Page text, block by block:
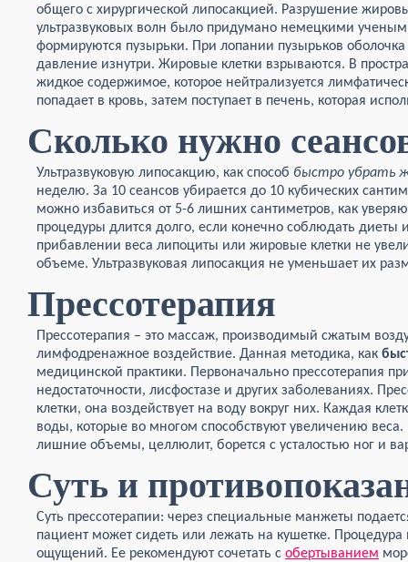
общего с хирургической липосакцией. Разрушение
ультразвуковых волн было придумано немецкими
формируются пузырьки. При лопании пузырьков
давление изнутри. Жировые клетки взрываются. В
жидкое содержимое, которое нейтрализуется
попадает в кровь, затем поступает в печень, которая
Сколько нужно
Ультразвуковую липосакцию, как способ быстро убрать
неделю. За 10 сеансов убирается до 10 кубических
можно избавиться от 5-6 лишних сантиметров, как
процедуры длится долго, если конечно соблюдать диеты
прибавлении веса липоциты или жировые клетки не
объеме. Ультразвуковая липосакция не уменьшает их
Прессотерапия
Прессотерапия – это массаж, производимый сжатым
лимфодренажное воздействие. Данная методика, как
медицинской практики. Первоначально прессотерапия
недостаточности, лисфостазе и других заболеваниях.
клетки, она воздействует на воду вокруг них. Каждая
воды, которые во многом способствуют увеличению веса.
лишние объемы, целлюлит, борется с усталостью ног и
Суть и
Суть прессотерапии: через специальные манжеты
пациент может сидеть или лежать на кушетке.
ощущений. Ее рекомендуют сочетать с обертыванием